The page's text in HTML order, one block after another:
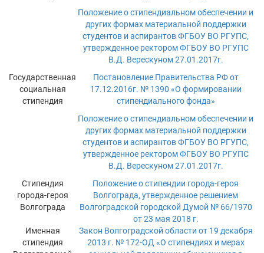
Положение о стипендиальном обеспечении и
других формах материальной поддержки
студентов и аспирантов ФГБОУ ВО РГУПС,
утвержденное ректором ФГБОУ ВО РГУПС
В.Д. Верескуном 27.01.2017г.
Государственная
социальная
стипендия
Постановление Правительства РФ от
17.12.2016г. № 1390 «О формировании
стипендиального фонда»
Положение о стипендиальном обеспечении и
других формах материальной поддержки
студентов и аспирантов ФГБОУ ВО РГУПС,
утвержденное ректором ФГБОУ ВО РГУПС
В.Д. Верескуном 27.01.2017г.
Стипендия
города-героя
Волгограда
Положение о стипендии города-героя
Волгограда, утвержденное решением
Волгоградской городской Думой № 66/1970
от 23 мая 2018 г.
Именная
стипендия
Закон Волгоградской области от 19 декабря
2013 г. № 172-ОД «О стипендиях и мерах